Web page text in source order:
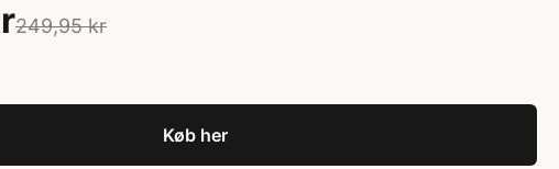
249,95 kr
Køb her